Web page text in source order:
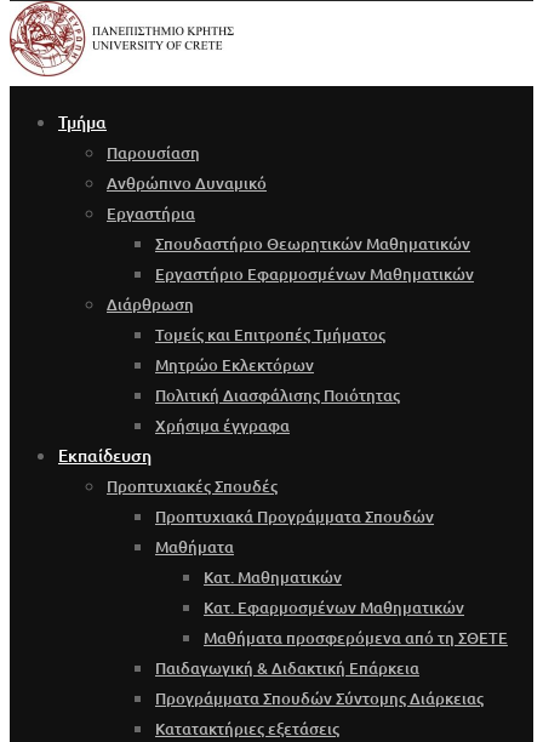
Τμήμα
Παρουσίαση
Ανθρώπινο Δυναμικό
Εργαστήρια
Σπουδαστήριο Θεωρητικών Μαθηματικών
Εργαστήριο Εφαρμοσμένων Μαθηματικών
Διάρθρωση
Τομείς και Επιτροπές Τμήματος
Μητρώο Εκλεκτόρων
Πολιτική Διασφάλισης Ποιότητας
Χρήσιμα έγγραφα
Εκπαίδευση
Προπτυχιακές Σπουδές
Προπτυχιακά Προγράμματα Σπουδών
Μαθήματα
Κατ. Μαθηματικών
Κατ. Εφαρμοσμένων Μαθηματικών
Μαθήματα προσφερόμενα από τη ΣΘΕΤΕ
Παιδαγωγική & Διδακτική Επάρκεια
Προγράμματα Σπουδών Σύντομης Διάρκειας
Κατατακτήριες εξετάσεις